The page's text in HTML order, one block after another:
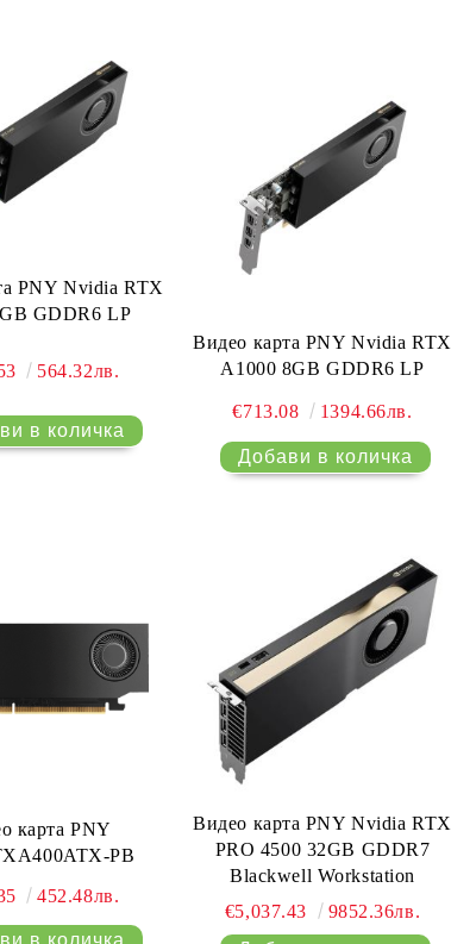
PNY Nvidia RTX
GDDR6 LP
564.32лв.
Видео карта PNY Nvidia RTX
A1000 8GB GDDR6 LP
€713.08 1394.66лв.
карта PNY
PB
452.48лв.
Видео карта PNY Nvidia RTX
PRO 4500 32GB GDDR7
Blackwell Workstation
€5,037.43
9852.36лв.